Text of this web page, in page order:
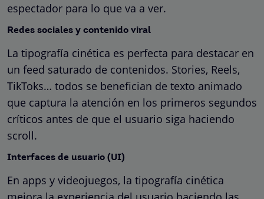
espectador para lo que va a ver.
Redes sociales y contenido viral
La tipografía cinética es perfecta para destacar en
un feed saturado de contenidos. Stories, Reels,
TikToks… todos se benefician de texto animado
que captura la atención en los primeros segundos
críticos antes de que el usuario siga haciendo
scroll.
Interfaces de usuario (UI)
En apps y videojuegos, la tipografía cinética